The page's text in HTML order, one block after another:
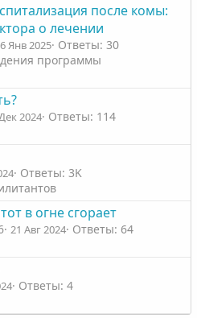
после комы:
о лечении
Янв 2025 Ответы: 30
программы
2024 Ответы: 114
Ответы: 3K
в огне сгорает
21 Авг 2024 Ответы: 64
Ответы: 4